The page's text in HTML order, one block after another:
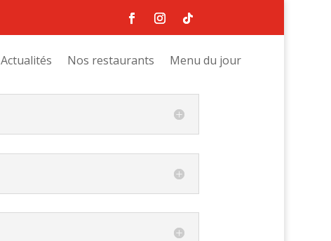
Actualités Nos restaurants Menu du jour